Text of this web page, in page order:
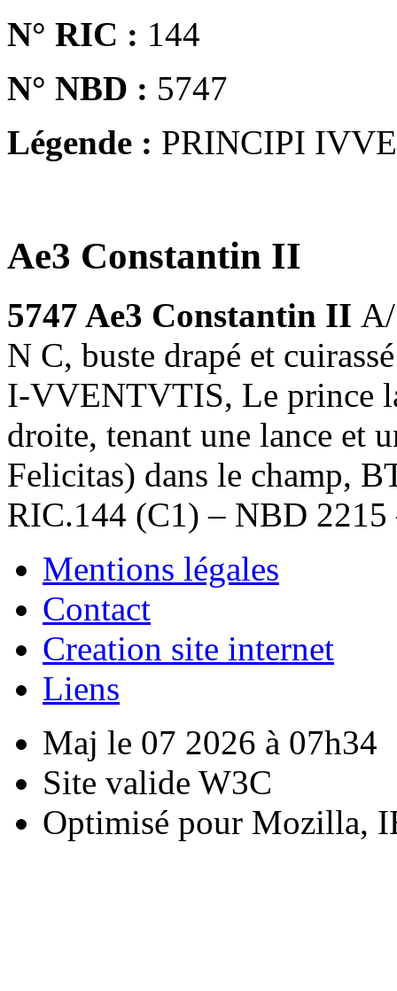
N° RIC : 144
N° NBD : 5747
Légende : PRINCIPI
Ae3 Constantin II
5747 Ae3 Constantin II
N C, buste drapé et
I-VVENTVTIS, Le prince
droite, tenant une lance et
Felicitas) dans le champ,
RIC.144 (C1) – NBD
Mentions légales
Contact
Creation site internet
Liens
Maj le 07 2026 à 07h34
Site valide W3C
Optimisé pour Mozilla,